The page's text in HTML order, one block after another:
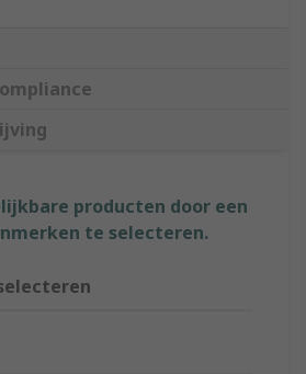
producten door een
te selecteren.